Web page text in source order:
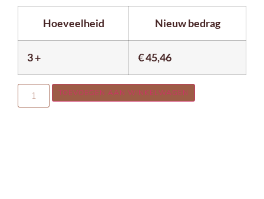
Hoeveelheid Nieuw bedrag
3 + €45,46
TOEVOEGEN AAN WINKELWAGEN